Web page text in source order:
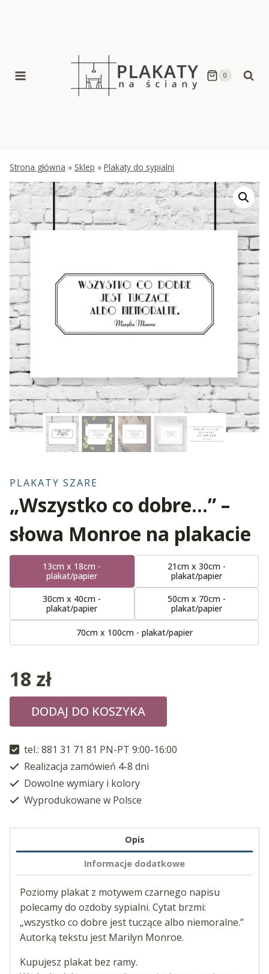
0
Strona główna » Sklep » Plakaty do sypialni
PLAKATY SZARE
„Wszystko co dobre…” –
słowa Monroe na plakacie
13cm x 18cm -
plakat/papier
21cm x 30cm -
plakat/papier
30cm x 40cm -
plakat/papier
50cm x 70cm -
plakat/papier
70cm x 100cm - plakat/papier
18 zł
DODAJ DO KOSZYKA
tel.: 881 31 71 81 PN-PT 9:00-16:00
Realizacja zamówień 4-8 dni
Dowolne wymiary i kolory
Wyprodukowane w Polsce
Opis
Informacje dodatkowe
Poziomy plakat z motywem czarnego napisu
polecamy do ozdoby sypialni. Cytat brzmi:
„wszystko co dobre jest tuczące albo niemoralne.”
Autorką tekstu jest Marilyn Monroe.
Kupujesz plakat bez ramy.